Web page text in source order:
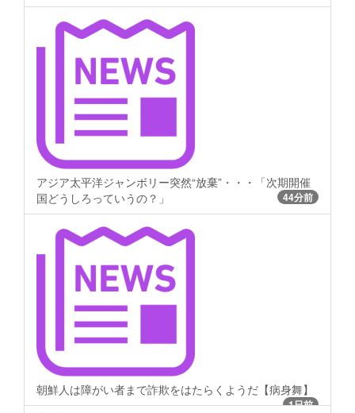
アジア太平洋ジャンボリー突然“放棄”・・・「次期開催
国どうしろっていうの？」
44分前
朝鮮人は障がい者まで詐欺をはたらくようだ【病身舞】
1日前